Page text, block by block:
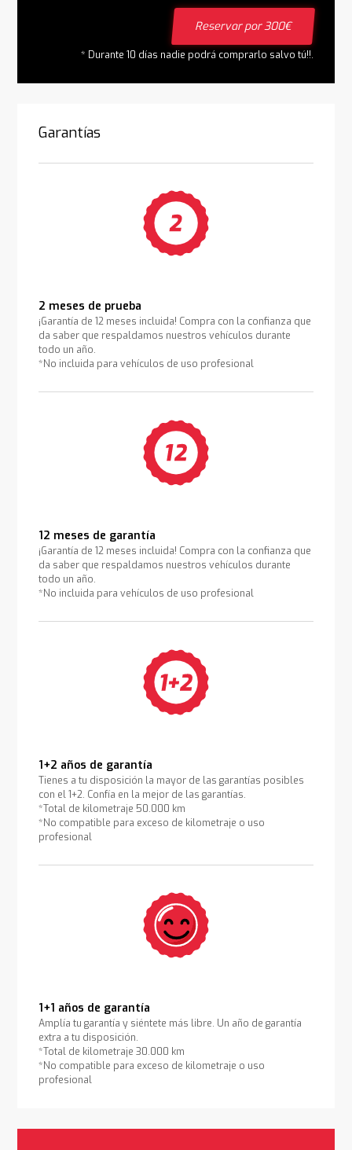
Reservar por 300€
* Durante 10 días nadie podrá comprarlo salvo tú!!.
Garantías
2 meses de prueba
¡Garantía de 12 meses incluida! Compra con la confianza que
da saber que respaldamos nuestros vehículos durante
todo un año.
*No incluida para vehículos de uso profesional
12 meses de garantía
¡Garantía de 12 meses incluida! Compra con la confianza que
da saber que respaldamos nuestros vehículos durante
todo un año.
*No incluida para vehículos de uso profesional
1+2 años de garantía
Tienes a tu disposición la mayor de las garantías posibles
con el 1+2. Confía en la mejor de las garantías.
*Total de kilometraje 50.000 km
*No compatible para exceso de kilometraje o uso
profesional
1+1 años de garantía
Amplía tu garantía y siéntete más libre. Un año de garantía
extra a tu disposición.
*Total de kilometraje 30.000 km
*No compatible para exceso de kilometraje o uso
profesional